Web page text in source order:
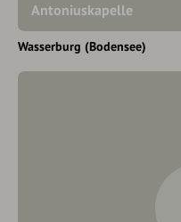
Antoniuskapelle
Wasserburg (Bodensee)